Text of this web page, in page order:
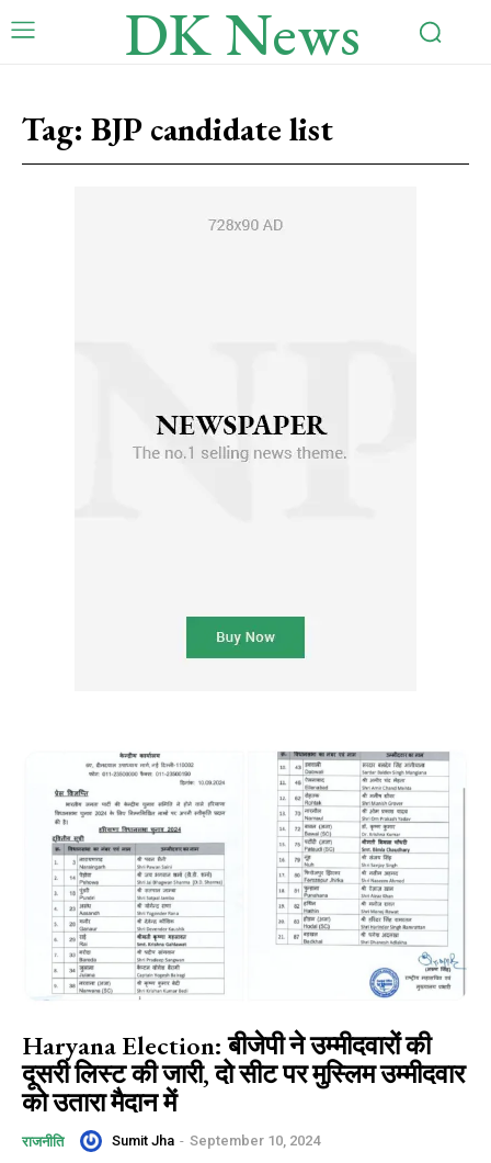
DK News
Tag: BJP candidate list
Haryana Election: बीजेपी ने उम्मीदवारों की
दूसरी लिस्ट की जारी, दो सीट पर मुस्लिम उम्मीदवार
को उतारा मैदान में
राजनीति Sumit Jha - September 10, 2024